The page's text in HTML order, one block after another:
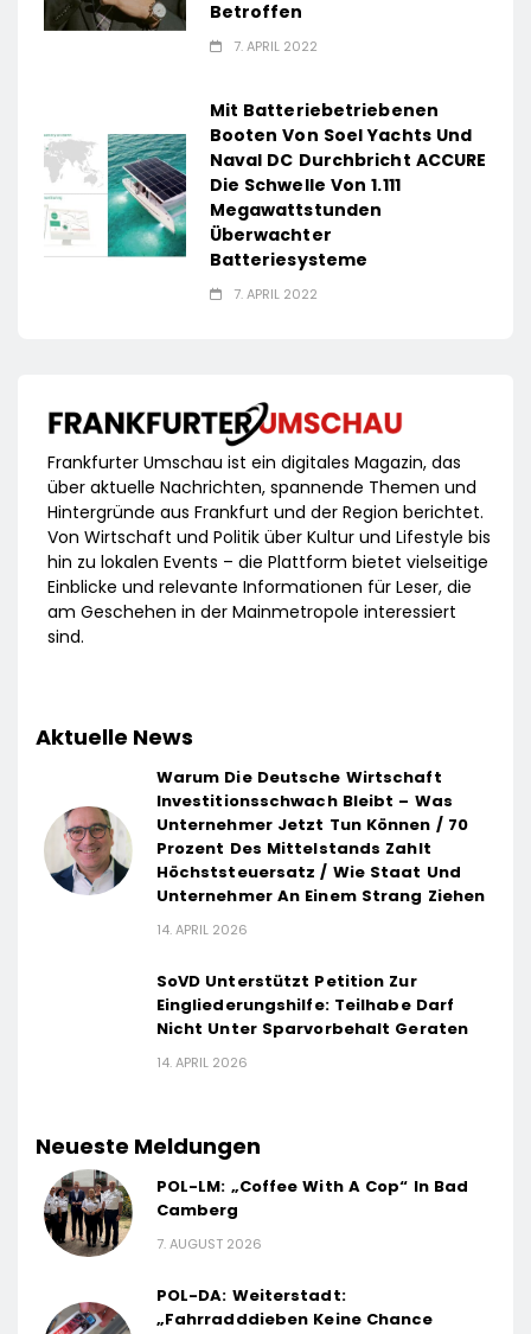
Betroffen
7. APRIL 2022
Mit Batteriebetriebenen
Booten Von Soel Yachts Und
Naval DC Durchbricht ACCURE
Die Schwelle Von 1.111
Megawattstunden
Überwachter
Batteriesysteme
7. APRIL 2022
Frankfurter Umschau ist ein digitales Magazin, das
über aktuelle Nachrichten, spannende Themen und
Hintergründe aus Frankfurt und der Region berichtet.
Von Wirtschaft und Politik über Kultur und Lifestyle bis
hin zu lokalen Events – die Plattform bietet vielseitige
Einblicke und relevante Informationen für Leser, die
am Geschehen in der Mainmetropole interessiert
sind.
Aktuelle News
Warum Die Deutsche Wirtschaft
Investitionsschwach Bleibt – Was
Unternehmer Jetzt Tun Können / 70
Prozent Des Mittelstands Zahlt
Höchststeuersatz / Wie Staat Und
Unternehmer An Einem Strang Ziehen
14. APRIL 2026
SoVD Unterstützt Petition Zur
Eingliederungshilfe: Teilhabe Darf
Nicht Unter Sparvorbehalt Geraten
14. APRIL 2026
Neueste Meldungen
POL-LM: „Coffee With A Cop“ In Bad
Camberg
7. AUGUST 2026
POL-DA: Weiterstadt:
„Fahrradddieben Keine Chance